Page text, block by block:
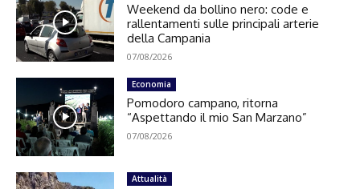
Weekend da bollino nero: code e
rallentamenti sulle principali arterie
della Campania
07/08/2026
Economia
Pomodoro campano, ritorna
“Aspettando il mio San Marzano”
07/08/2026
Attualità